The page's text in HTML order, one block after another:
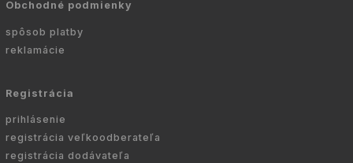
Obchodné podmienky
spôsob platby
reklamácie
Registrácia
prihlásenie
registrácia veľkoodberateľa
registrácia dodávateľa